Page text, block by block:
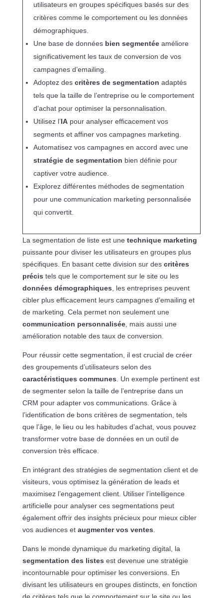
utilisateurs en groupes spécifiques basés sur des
critères comme le comportement ou les données
démographiques.
Une base de données bien segmentéeaméliore
significativement les taux de conversion de vos
campagnes d’emailing.
Adoptez des critères de segmentation adaptés
tels que la taille de l’entreprise ou le comportement
d’achat pour optimiser la personnalisation.
Utilisez l’IApour analyser efficacement vos
segments et affiner vos campagnes marketing.
Automatisez vos campagnes en accord avec une
stratégie de segmentation bien définie pour
captiver votre audience.
Explorez différentes méthodes de segmentation
pour une communication marketing personnalisée
qui convertit.
La segmentation de liste est une technique marketing
puissante pour diviser les utilisateurs en groupes plus
spécifiques. En basant cette division sur des critères
précis tels que le comportement sur le site ou les
données démographiques , les entreprises peuvent
cibler plus efficacement leurs campagnes d’emailing et
de marketing. Cela permet non seulement une
communication personnalisée, mais aussi une
amélioration notable des taux de conversion.
Pour réussir cette segmentation, il est crucial de créer
des groupements d’utilisateurs selon des
caractéristiques communes . Un exemple pertinent est
de segmenter selon la taille de l’entreprise dans un
CRM pour adapter vos communications. Grâce à
l’identification de bons critères de segmentation, tels
que l’âge, le lieu ou les habitudes d’achat, vous pouvez
transformer votre base de données en un outil de
conversion très efficace.
En intégrant des stratégies de segmentation client et de
visiteurs, vous optimisez la génération de leads et
maximisez l’engagement client. Utiliser l’intelligence
artificielle pour analyser ces segmentations peut
également offrir des insights précieux pour mieux cibler
vos audiences et augmenter vos ventes
Dans le monde dynamique du marketing digital, la
segmentation des listes est devenue une stratégie
incontournable pour optimiser les conversions. En
divisant les utilisateurs en groupes distincts, en fonction